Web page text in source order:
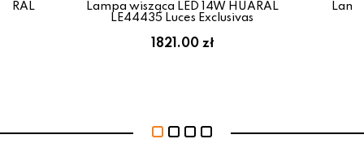
Lampa wisząca LED 14W HUARAL
LE44435 Luces Exclusivas
1821.00 zł